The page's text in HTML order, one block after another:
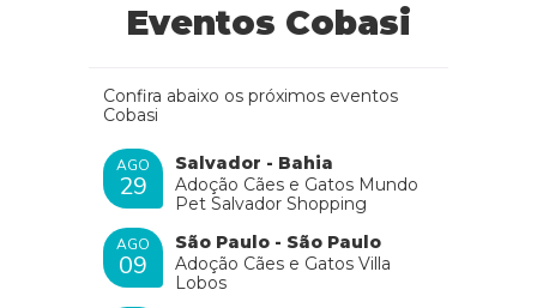
Eventos Cobasi
Confira abaixo os próximos eventos
Cobasi
AGO
29
Salvador - Bahia
Adoção Cães e Gatos Mundo
Pet Salvador Shopping
AGO
09
São Paulo - São Paulo
Adoção Cães e Gatos Villa
Lobos